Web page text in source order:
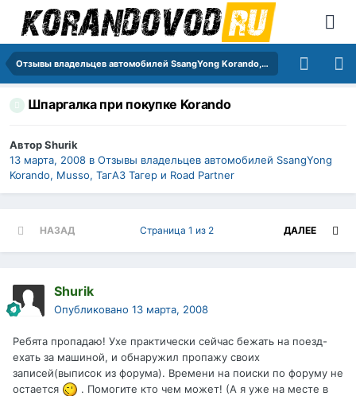
Отзывы владельцев автомобилей SsangYong Korando, Musso, ТагАЗ Тагер и Road Partner
Шпаргалка при покупке Korando
АвторShurik
13 марта, 2008 в Отзывы владельцев автомобилей SsangYong
Korando, Musso, ТагАЗ Тагер и Road Partner
НАЗАД ДАЛЕЕ
Страница 1 из 2
Shurik
Опубликовано 13 марта, 2008
Ребята пропадаю! Ухе практически сейчас бежать на поезд-
ехать за машиной, и обнаружил пропажу своих
записей(выписок из форума). Времени на поиски по форуму не
остается
. Помогите кто чем может! (А я уже на месте в